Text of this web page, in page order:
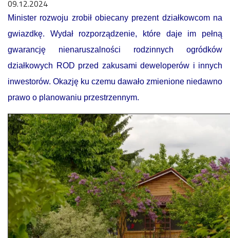
09.12.2024
Minister rozwoju zrobił obiecany prezent działkowcom na
gwiazdkę. Wydał rozporządzenie, które daje im pełną
gwarancję nienaruszalności rodzinnych ogródków
działkowych ROD przed zakusami deweloperów i innych
inwestorów. Okazję ku czemu dawało zmienione niedawno
prawo o planowaniu przestrzennym.